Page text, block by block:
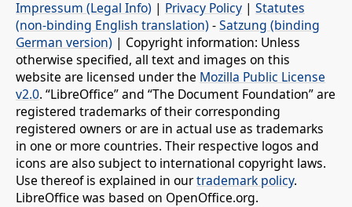
Impressum (Legal Info) | Privacy Policy | Statutes
(non-binding English translation) -Satzung (binding
German version) | Copyright information: Unless
otherwise specified, all text and images on this
website are licensed under the Mozilla Public License
v2.0. “LibreOffice” and “The Document Foundation” are
registered trademarks of their corresponding
registered owners or are in actual use as trademarks
in one or more countries. Their respective logos and
icons are also subject to international copyright laws.
Use thereof is explained in ourtrademark policy.
LibreOffice was based on OpenOffice.org.